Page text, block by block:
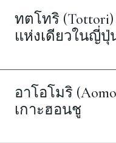
ทตโทริ
แห่งเดียวในญี่ปุ่
อาโอโมริ
เกาะฮอนชู